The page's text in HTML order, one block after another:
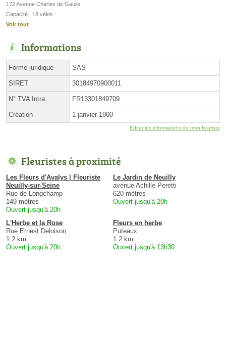
172 Avenue Charles de Gaulle
Capacité : 18 vélos
Voir tout
Informations
Forme juridique SAS
SIRET 30184970900011
N° TVA Intra. FR13301849709
Création 1 janvier 1900
Éditer les informations de mon fleuriste
Fleuristes à proximité
Les Fleurs d'Avalys | Fleuriste
Neuilly-sur-Seine
Rue de Longchamp
149 mètres
Ouvert jusqu'à 20h
Le Jardin de Neuilly
avenue Achille Peretti
620 mètres
Ouvert jusqu'à 20h
L'Herbe et la Rose
Rue Ernest Deloison
1.2 km
Ouvert jusqu'à 20h
Fleurs en herbe
Puteaux
1.2 km
Ouvert jusqu'à 13h30